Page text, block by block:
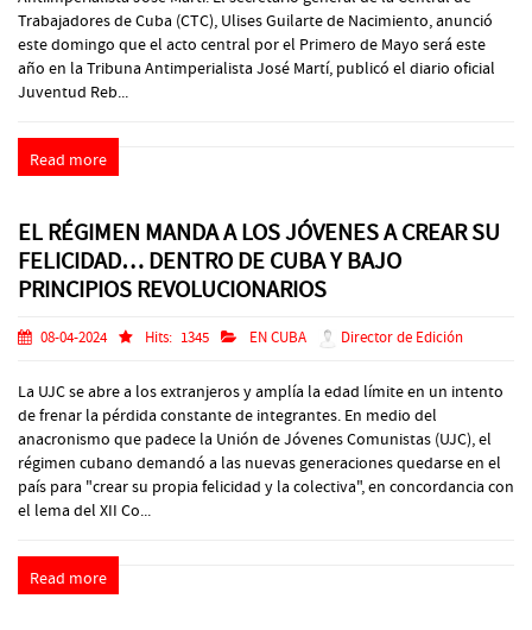
Trabajadores de Cuba (CTC), Ulises Guilarte de Nacimiento, anunció
este domingo que el acto central por el Primero de Mayo será este
año en la Tribuna Antimperialista José Martí, publicó el diario oficial
Juventud Reb...
Read more
EL RÉGIMEN MANDA A LOS JÓVENES A CREAR SU
FELICIDAD… DENTRO DE CUBA Y BAJO
PRINCIPIOS REVOLUCIONARIOS
08-04-2024 Hits: 1345 EN CUBA Director de Edición
La UJC se abre a los extranjeros y amplía la edad límite en un intento
de frenar la pérdida constante de integrantes. En medio del
anacronismo que padece la Unión de Jóvenes Comunistas (UJC), el
régimen cubano demandó a las nuevas generaciones quedarse en el
país para "crear su propia felicidad y la colectiva", en concordancia con
el lema del XII Co...
Read more